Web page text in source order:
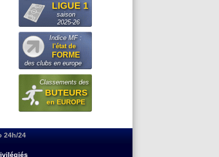
LIGUE 1
saison
2025-26
Indice MF :
l'état de
FORME
des clubs en europe
Classements des
BUTEURS
en EUROPE
24h/24